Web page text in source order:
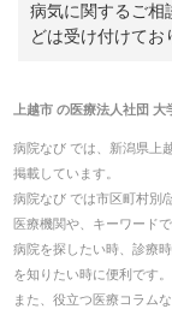
病気に関するご相
どは受け付けてお
上越市の医療法人社団 大
病院なび では、 新潟県 上
掲載しています。
病院なび では市区町村別/
医療機関や、キーワード
病院を探したい時、診療
を知りたい時に便利です。
また、役立つ医療コラム